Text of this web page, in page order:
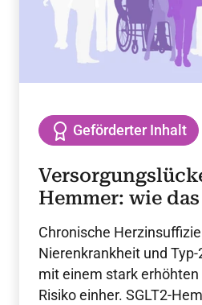
Geförderter Inhalt
Hemmer: wie
Potenzial nutzen?
Chronische
Nierenkrankheit und
mit einem stark
Risiko einher. SGLT2-